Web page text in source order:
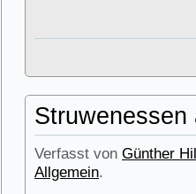
Struwenessen
Verfasst von Günther
Allgemein.